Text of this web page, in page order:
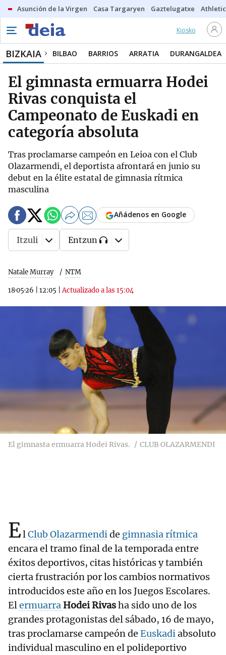
Asunción de la Virgen Casa Targaryen Gaztelugatxe Athletic
Kiosko
BIZKAIA BILBAO BARRIOS ARRATIA DURANGALDEA
El gimnasta ermuarra Hodei
Rivas conquista el
Campeonato de Euskadi en
categoría absoluta
Tras proclamarse campeón en Leioa con el Club
Olazarmendi, el deportista afrontará en junio su
debut en la élite estatal de gimnasia rítmica
masculina
Natale Murray NTM
18·05·26 12:05 |Actualizado a las 15:04
Añádenos en Google
Itzuli Entzun
El gimnasta ermuarra Hodei Rivas. CLUB OLAZARMENDI
ElClub Olazarmendide gimnasia rítmica
encara el tramo final de la temporada entre
éxitos deportivos, citas históricas y también
cierta frustración por los cambios normativos
introducidos este año en los Juegos Escolares.
Elermuarra Hodei Rivasha sido uno de los
grandes protagonistas del sábado, 16 de mayo,
tras proclamarse campeón de Euskadiabsoluto
individual masculino en el polideportivo